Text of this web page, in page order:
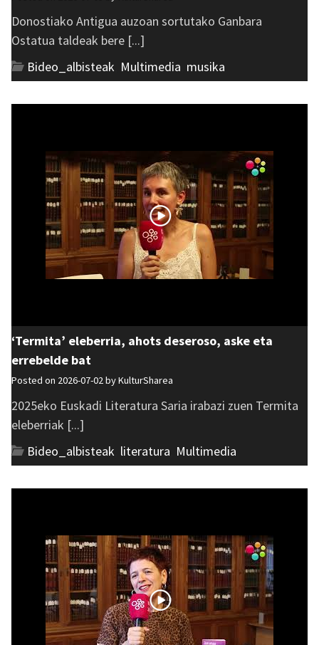
Donostiako Antigua auzoan sortutako Ganbara
Ostatua taldeak bere [...]
Bideo_albisteak Multimedia musika
‘Termita’ eleberria, ahots deseroso, aske eta
errebelde bat
Posted on 2026-07-02 byKulturSharea
2025eko Euskadi Literatura Saria irabazi zuen Termita
eleberriak [...]
Bideo_albisteak literatura Multimedia